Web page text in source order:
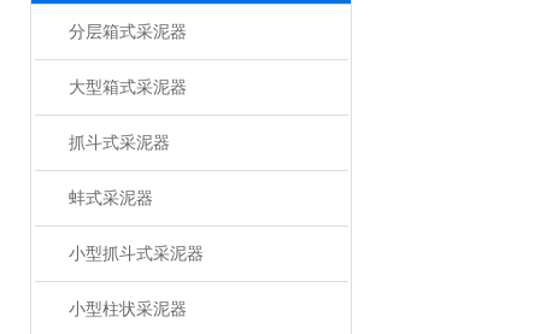
分层箱式采泥器
大型箱式采泥器
抓斗式采泥器
蚌式采泥器
小型抓斗式采泥器
小型柱状采泥器